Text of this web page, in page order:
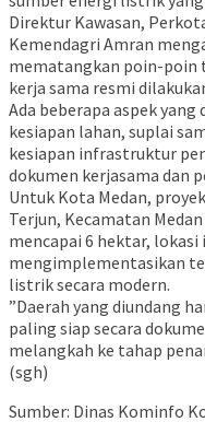
Direktur Kawasan,
Kemendagri Amran
mematangkan poin-poin
kerja sama resmi
Ada beberapa aspek
kesiapan lahan, suplai
kesiapan infrastruktur
dokumen kerjasama dan
Untuk Kota Medan,
Terjun, Kecamatan
mencapai 6 hektar,
mengimplementasikan
listrik secara modern.
​”Daerah yang diundang
paling siap secara
melangkah ke tahap
(sgh)
Sumber: Dinas Kominfo